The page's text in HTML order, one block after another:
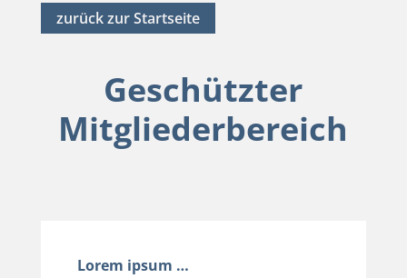
zurück zur Startseite
Geschützter
Mitgliederbereich
Lorem ipsum …